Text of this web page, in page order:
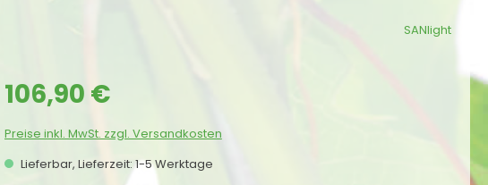
SANlight
Regulärer Preis:
106,90 €
Preise inkl. MwSt. zzgl. Versandkosten
Lieferbar, Lieferzeit: 1-5 Werktage